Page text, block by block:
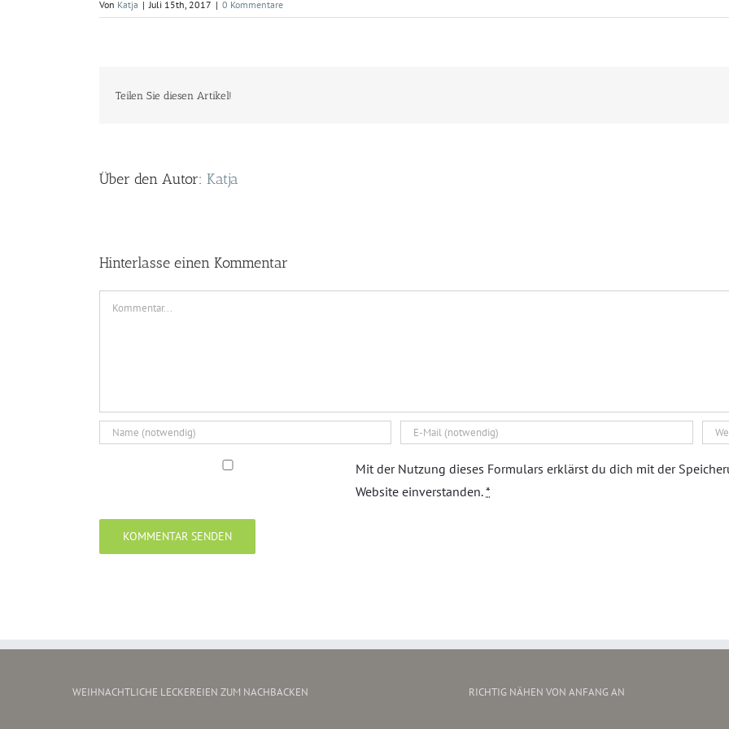
Von Katja | Juli 15th, 2017 | 0 Kommentare
Teilen Sie diesen Artikel!
Über den Autor: Katja
Hinterlasse einen Kommentar
Kommentar
Mit der Nutzung dieses Formulars erklärst du dich mit der
Website einverstanden.*
WEIHNACHTLICHE LECKEREIEN ZUM NACHBACKEN RICHTIG NÄHEN VON ANFANG AN